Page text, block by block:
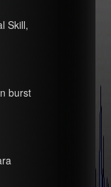
Skill,
burst